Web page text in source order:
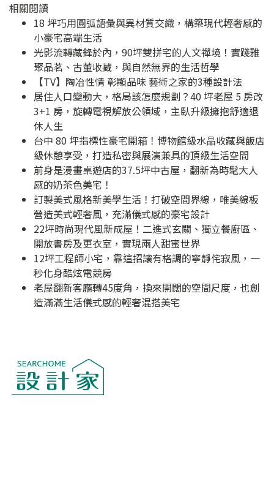
相關閱讀
18 坪巧用圓弧語彙與異材質交織，構築現代輕奢感的
小豪宅高端生活
光影流轉藏鋒於內，90坪雙拼宅的人文禪境！實踐雅
聚品茗、古董收藏，與自然無界的生活哲學
【TV】陶冶性情 彰顯品味 藝術之家的3種設計法
居住人口變動大，格局該怎麼規劃？40 坪老屋 5 房改
3+1 房，旋轉電視解放公領域，主臥升級擁抱舒適退
休人生
台中 80 坪指標性豪宅開箱！博物館級水晶收藏與飯店
級休憩享受，打造私密與展演兼具的頂級生活空間
前身是漫畫桌遊店的37.5坪中古屋，翻新為時髦大人
感的奶茶色美宅！
訂製美式風格新美學生活！打破空間界線，唯美線板
營造美式輕奢風，充滿儀式感的豪宅設計
22坪時尚現代風新成屋！二進式玄關、獨立餐廚區、
開放書房及更衣室，實現兩人甜蜜世界
12坪工程師小宅，靠這招讓有格調的寧靜侘寂風，一
秒化身酷炫電競房
老屋翻新客廳轉45度角，換來開闊的空間尺度，也創
造滿滿生活儀式感的輕奢混搭美宅